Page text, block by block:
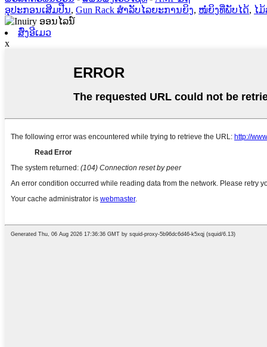
ອຸປະກອນເສີມປືນ, Gun Rack ສໍາລັບໄລຍະການຍິງ, ໜໍ່ຍິງທີ່ພັບໄດ້, ໄ
ສົ່ງອີເມວ
x